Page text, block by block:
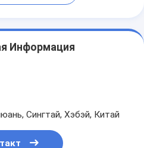
Информация
Сингтай, Хэбэй, Китай